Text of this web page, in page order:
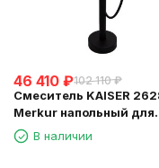
46 410 ₽102 110 ₽
Смеситель KAISER
Merkur напольный для
ванны, чёрный матовый
В наличии